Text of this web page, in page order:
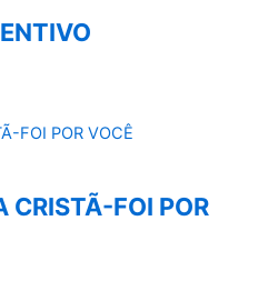
CRISTÃ-FOI POR